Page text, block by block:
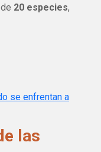
20 especies,
se enfrentan a
las